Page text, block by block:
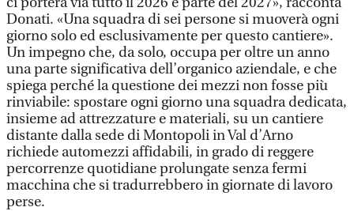
Donati. «Una squadra di sei persone si muoverà ogni
giorno solo ed esclusivamente per questo cantiere».
Un impegno che, da solo, occupa per oltre un anno
una parte significativa dell’organico aziendale, e che
spiega perché la questione dei mezzi non fosse più
rinviabile: spostare ogni giorno una squadra dedicata,
insieme ad attrezzature e materiali, su un cantiere
distante dalla sede di Montopoli in Val d’Arno
richiede automezzi affidabili, in grado di reggere
percorrenze quotidiane prolungate senza fermi
macchina che si tradurrebbero in giornate di lavoro
perse.